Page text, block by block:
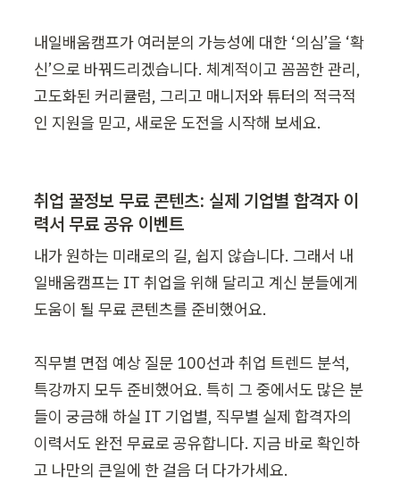
내일배움캠프가 여러분의 가능성에 대한 ‘의심’을 ‘확
신’으로 바꿔드리겠습니다. 체계적이고 꼼꼼한 관리,
고도화된 커리큘럼, 그리고 매니저와 튜터의 적극적
인 지원을 믿고, 새로운 도전을 시작해 보세요.
취업 꿀정보 무료 콘텐츠: 실제 기업별 합격자 이
력서 무료 공유 이벤트
내가 원하는 미래로의 길, 쉽지 않습니다. 그래서 내
일배움캠프는 IT 취업을 위해 달리고 계신 분들에게
도움이 될 무료 콘텐츠를 준비했어요.
직무별 면접 예상 질문 100선과 취업 트렌드 분석,
특강까지 모두 준비했어요. 특히 그 중에서도 많은 분
들이 궁금해 하실 IT 기업별, 직무별 실제 합격자의
이력서도 완전 무료로 공유합니다. 지금 바로 확인하
고 나만의 큰일에 한 걸음 더 다가가세요.